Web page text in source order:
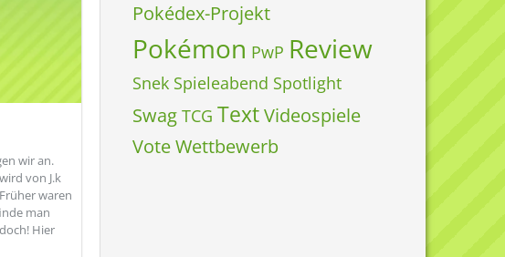
wir an.
von J.k
waren
man
Hier
Pokédex-Projekt
Pokémon PwP Review
Snek Spieleabend Spotlight
Swag TCG TextVideospiele
VoteWettbewerb